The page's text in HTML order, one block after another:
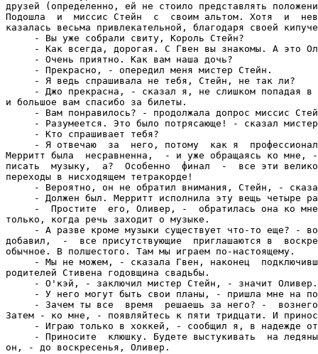
друзей (определенно, ей не стоило представлять
Подошла  и  миссис Стейн  с  своим альтом. Хотя  и
казалась весьма привлекательной, благодаря своей
     - Вы уже собрали свиту, Король Стейн?
- Как всегда, дорогая. С Гвен вы знакомы. А это
     - Очень приятно. Как вам наша дочь?
     - Прекрасно, - опередил меня мистер Стейн.
     - Я ведь спрашивала не тебя, Стейн, не так ли?
- Джо прекрасна, - сказал я, не слишком попадая в
и большое вам спасибо за билеты.
- Вам понравилось? - продолжала допрос миссис
- Разумеется. Это было потрясающе! - сказал
     - Кто спрашивает тебя?
- Я отвечаю  за  него, потому  как я
Мерритт была  несравненна,  - и уже обращаясь ко мне,
писать  музыку,  а?  Особенно  финал  -  все эти
переходы в нисходящем тетракорде!
- Вероятно, он не обратил внимания, Стейн, -
- Должен был. Мерритт исполнила эту вещь четыре
-  Простите  его, Оливер, -  обратилась она ко
только, когда речь заходит о музыке.
- А разве кроме музыки существует что-то еще? -
добавил,  -  все присутствующие  приглашаются в
обычное. В полшестого. Там мы играем по-настоящему.
- Мы не можем, - сказала Гвен, наконец
родителей Стивена годовщина свадьбы.
- О'кэй, - заключил мистер Стейн, - значит
- У него могут быть свои планы, - пришла мне на
- Зачем ты все  время  решаешь за него? -
Затем - ко мне, - появляйтесь к пяти тридцати. И
- Играю только в хоккей, - сообщил я, в надежде
- Приносите  клюшку. Будете выстукивать  на
он, - до воскресенья, Оливер.